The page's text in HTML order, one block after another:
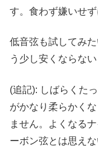
す。食わず嫌いせ
低音弦も試してみ
う少し安くならない
(追記): しばらくた
がかなり柔らかく
ません。よくなる
ーボン弦とは思え